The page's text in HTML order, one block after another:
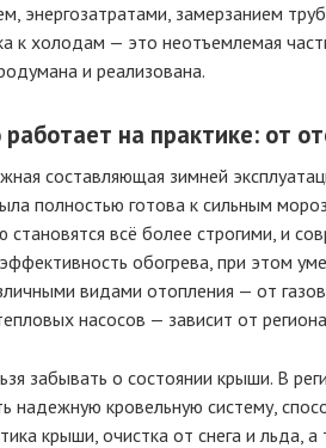
энергозатратами, замерзанием
к холодам — это неотъемлемая
и реализована.
работает на практике: от
составляющая зимней
полностью готова к сильным
становятся всё более строгими, и
обогрева, при этом
видами отопления — от
насосов — зависит от
забывать о состоянии крыши. В
надежную кровельную систему,
крыши, очистка от снега и льда,